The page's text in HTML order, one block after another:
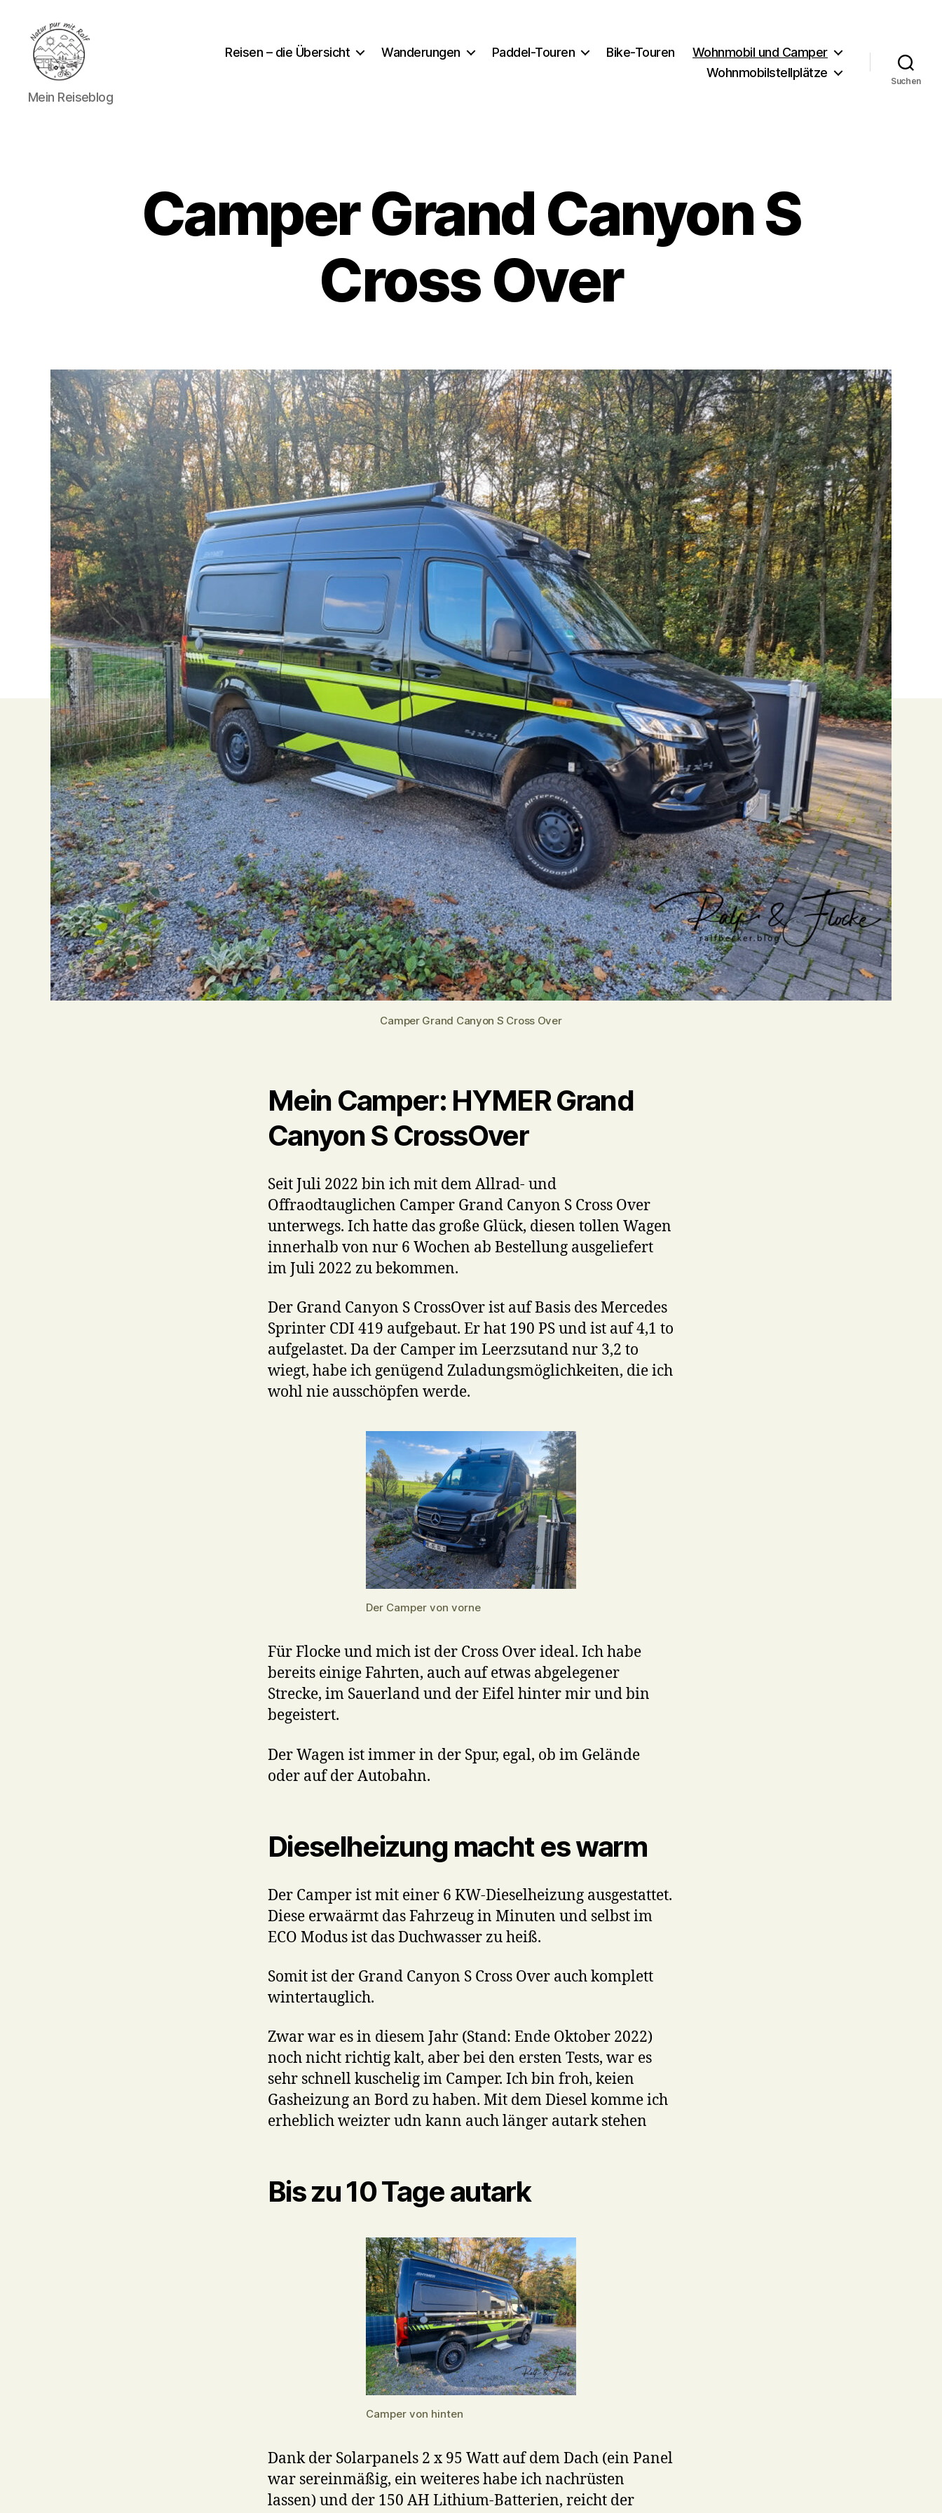
Natur
pur
Mein Reiseblog
Reisen – die Übersicht Wanderungen Paddel-Touren Bike-Touren
Wohnmobil und Camper
Wohnmobilstellplätze
Suchen
Camper Grand Canyon S
Cross Over
Camper Grand Canyon S Cross Over
Mein Camper: HYMER Grand
Canyon S CrossOver
Seit Juli 2022 bin ich mit dem Allrad- und
Offraodtauglichen Camper Grand Canyon S Cross Over
unterwegs. Ich hatte das große Glück, diesen tollen Wagen
innerhalb von nur 6 Wochen ab Bestellung ausgeliefert
im Juli 2022 zu bekommen.
Der Grand Canyon S CrossOver ist auf Basis des Mercedes
Sprinter CDI 419 aufgebaut. Er hat 190 PS und ist auf 4,1 to
aufgelastet. Da der Camper im Leerzsutand nur 3,2 to
wiegt, habe ich genügend Zuladungsmöglichkeiten, die ich
wohl nie ausschöpfen werde.
Der Camper von vorne
Für Flocke und mich ist der Cross Over ideal. Ich habe
bereits einige Fahrten, auch auf etwas abgelegener
Strecke, im Sauerland und der Eifel hinter mir und bin
begeistert.
Der Wagen ist immer in der Spur, egal, ob im Gelände
oder auf der Autobahn.
Dieselheizung macht es warm
Der Camper ist mit einer 6 KW-Dieselheizung ausgestattet.
Diese erwaärmt das Fahrzeug in Minuten und selbst im
ECO Modus ist das Duchwasser zu heiß.
Somit ist der Grand Canyon S Cross Over auch komplett
wintertauglich.
Zwar war es in diesem Jahr (Stand: Ende Oktober 2022)
noch nicht richtig kalt, aber bei den ersten Tests, war es
sehr schnell kuschelig im Camper. Ich bin froh, keien
Gasheizung an Bord zu haben. Mit dem Diesel komme ich
erheblich weizter udn kann auch länger autark stehen
Bis zu 10 Tage autark
Camper von hinten
Dank der Solarpanels 2 x 95 Watt auf dem Dach (ein Panel
war sereinmäßig, ein weiteres habe ich nachrüsten
lassen) und der 150 AH Lithium-Batterien, reicht der